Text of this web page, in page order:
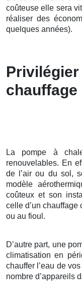
coûteuse elle sera
réaliser des
quelques années).
La pompe à
renouvelables. En
de l’air ou du sol,
modèle
coûteux et son
celle d’un
ou au fioul.
D’autre part, une
climatisation en
chauffer l’eau de
nombre d’appareils